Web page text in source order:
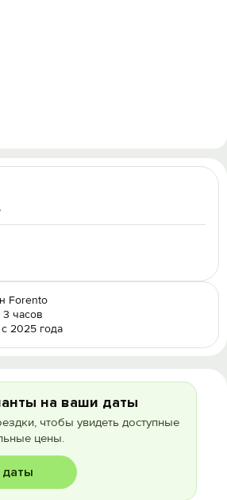
Forento
часов
2025 года
на ваши даты
чтобы увидеть доступные
цены.